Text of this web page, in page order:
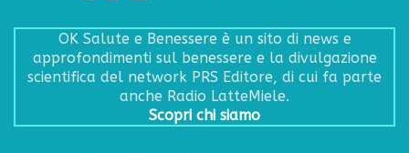
OK Salute e Benessere è un sito di news e
approfondimenti sul benessere e la divulgazione
scientifica del network PRS Editore, di cui fa parte
anche Radio LatteMiele.
Scopri chi siamo